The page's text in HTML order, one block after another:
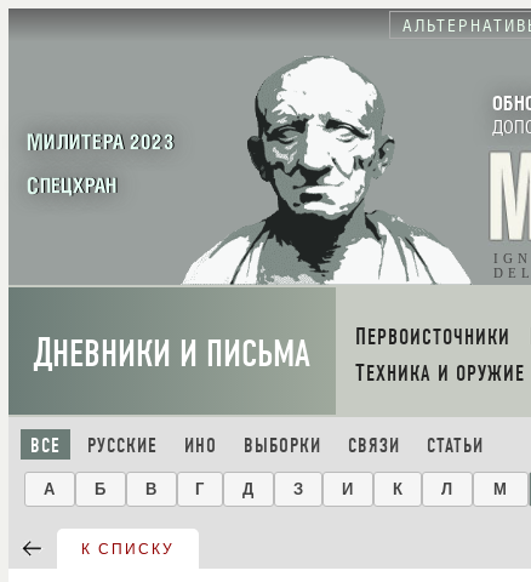
МИЛИТЕРА 2023
СПЕЦХРАН
ДНЕВНИКИ И ПИСЬМА ПЕРВОИСТОЧНИКИ
ТЕХНИКА И ОРУЖИЕ
ВСЕ РУССКИЕ ИНО ВЫБОРКИ СВЯЗИ СТАТЬИ
А Б В Г Д З И К Л М
К СПИСКУ